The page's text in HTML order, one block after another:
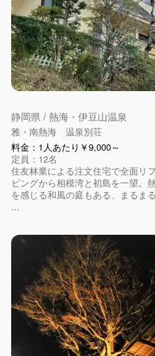
静岡県 / 熱海・伊豆山温泉
雅・南熱海 温泉別荘
料金：1人あたり￥9,000～
定員：12名
住友林業による注文住宅で全面リ
ビングから相模湾と初島を一望。
を感じる和風の庭もある、まるま
...